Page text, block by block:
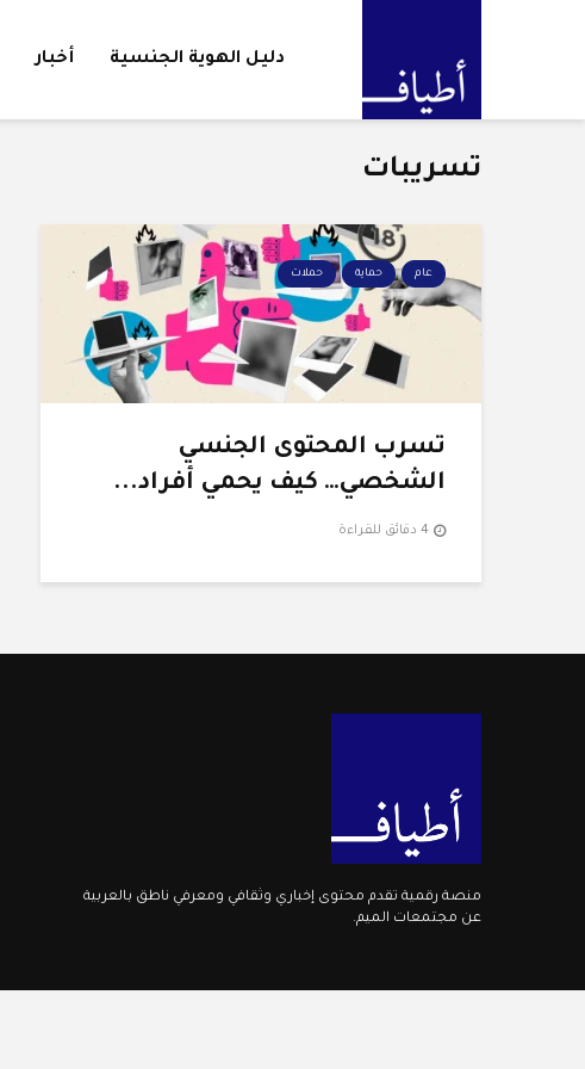
دليل الهوية الجنسية أخبار
تسريبات
عام حماية حملات
تسرب المحتوى الجنسي
الشخصي… كيف يحمي أفراد...
4 دقائق للقراءة
منصة رقمية تقدم محتوى إخباري وثقافي ومعرفي ناطق بالعربية
عن مجتمعات الميم.